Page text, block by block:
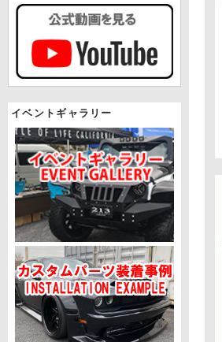
イベントギャラリー